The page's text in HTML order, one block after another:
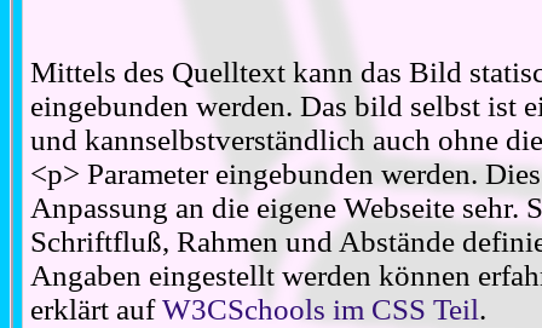
Mittels des Quelltext kann das Bild
eingebunden werden. Das bild selbst ist
und kannselbstverständlich auch ohne
<p> Parameter eingebunden werden.
Anpassung an die eigene Webseite sehr.
Schriftfluß, Rahmen und Abstände
Angaben eingestellt werden können
erklärt aufW3CSchools im CSS Teil.